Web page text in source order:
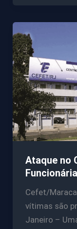
Ataque no
Cefet/
vítimas são
Janeiro –